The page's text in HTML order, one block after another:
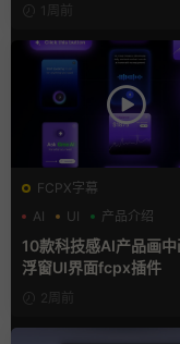
1周前
FCPX字幕
AI
UI 产品介绍
10款科技感AI产品画
浮窗UI界面fcpx插件
2周前